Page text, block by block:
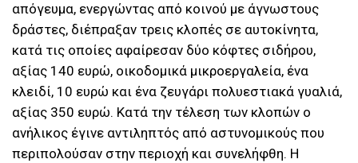
απόγευμα, ενεργώντας από κοινού με άγνωστους
δράστες, διέπραξαν τρεις κλοπές σε αυτοκίνητα,
κατά τις οποίες αφαίρεσαν δύο κόφτες σιδήρου,
αξίας 140 ευρώ, οικοδομικά μικροεργαλεία, ένα
κλειδί, 10 ευρώ και ένα ζευγάρι πολυεστιακά γυαλιά,
αξίας 350 ευρώ. Κατά την τέλεση των κλοπών ο
ανήλικος έγινε αντιληπτός από αστυνομικούς που
περιπολούσαν στην περιοχή και συνελήφθη. Η